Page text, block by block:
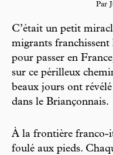
Par
C’était un petit
migrants franchissent
pour passer en
sur ce périlleux
beaux jours ont
dans le Briançonnais.
À la frontière franco-
foulé aux pieds.